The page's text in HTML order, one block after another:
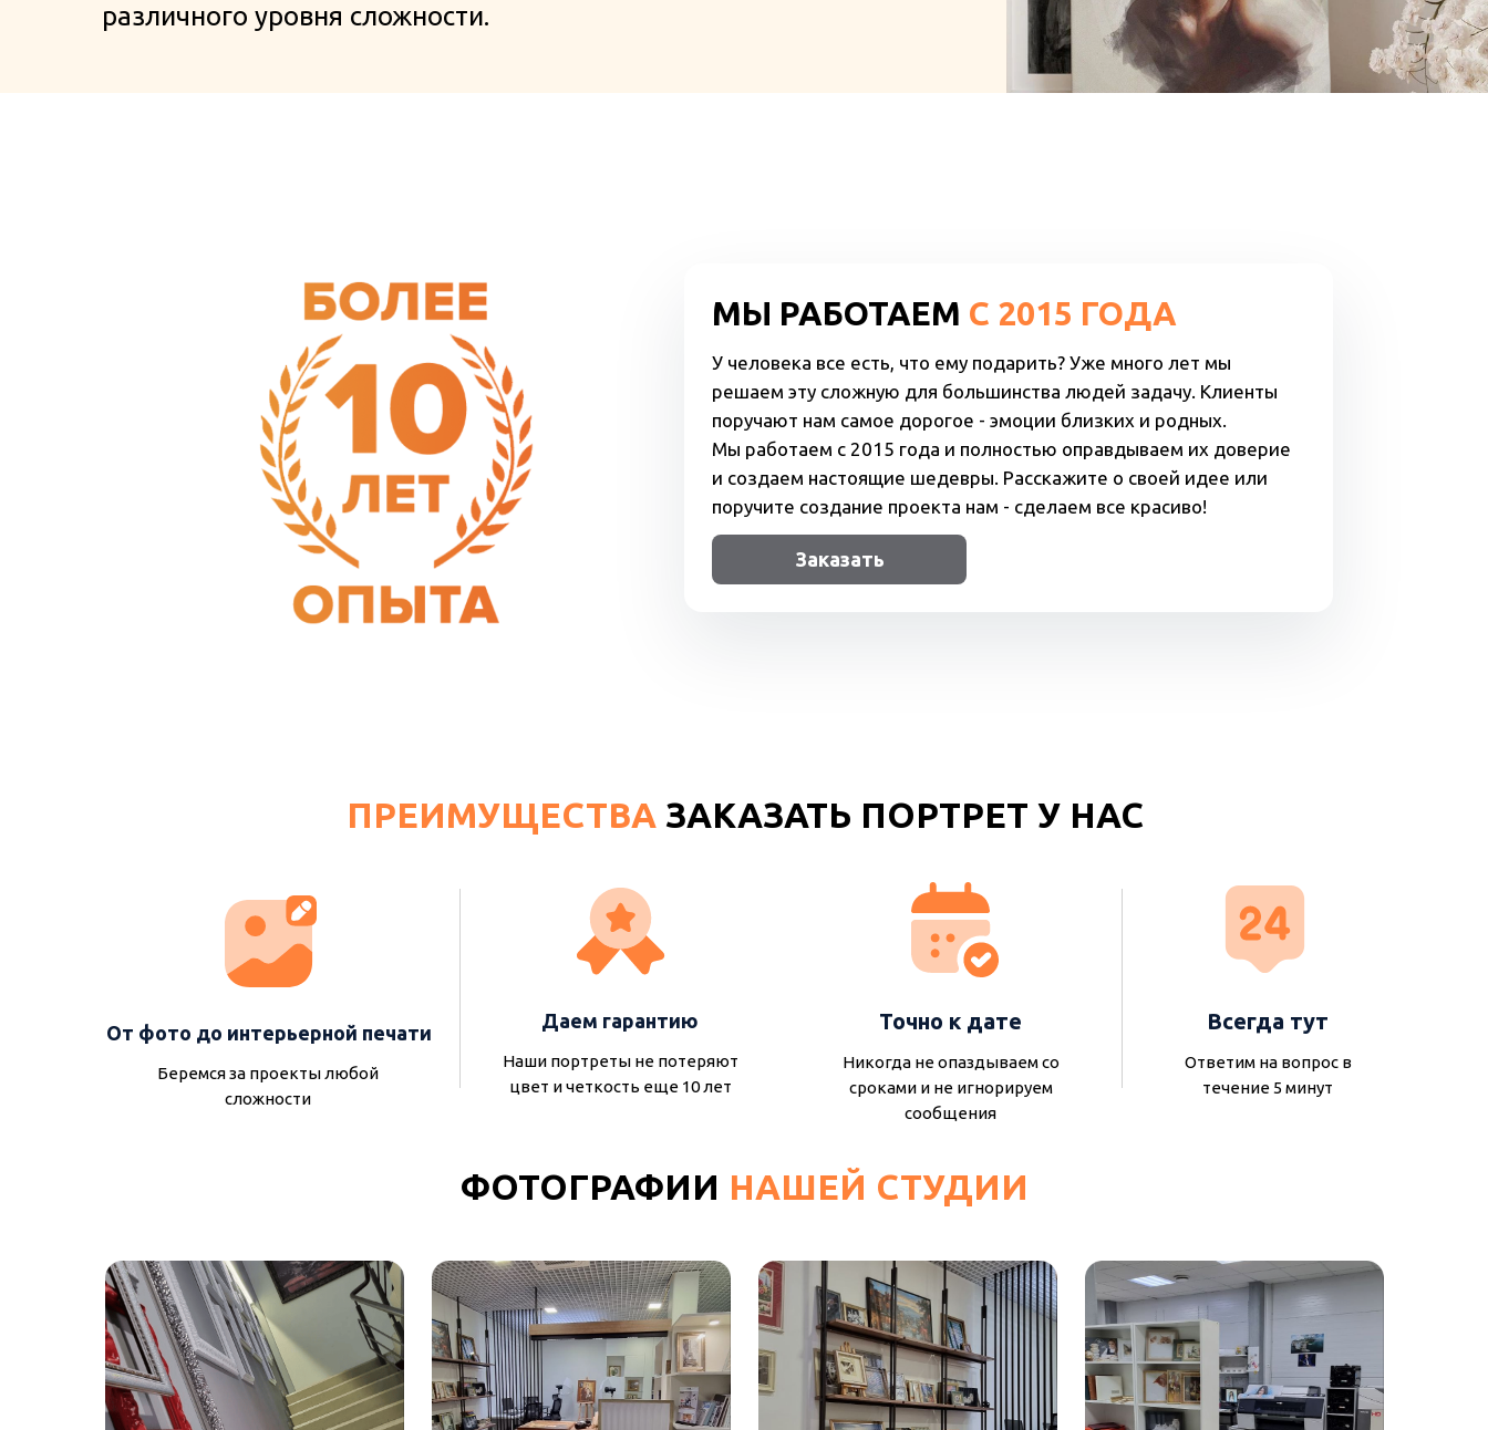
различного уровня сложности.
МЫ РАБОТАЕМ С 2015 ГОДА
У человека все есть, что ему подарить? Уже много лет мы
решаем эту сложную для большинства людей задачу. Клиенты
поручают нам самое дорогое - эмоции близких и родных.
Мы работаем с 2015 года и полностью оправдываем их доверие
и создаем настоящие шедевры. Расскажите о своей идее или
поручите создание проекта нам - сделаем все красиво!
Заказать
ПРЕИМУЩЕСТВА ЗАКАЗАТЬ ПОРТРЕТ У НАС
Беремся за проекты любой
сложности
От фото до интерьерной печати
Даем гарантию
Наши портреты не потеряют
цвет и четкость еще 10 лет
Точно к дате
Никогда не опаздываем со
сроками и не игнорируем
сообщения
Всегда тут
Ответим на вопрос в
течение 5 минут
ФОТОГРАФИИ НАШЕЙ СТУДИИ